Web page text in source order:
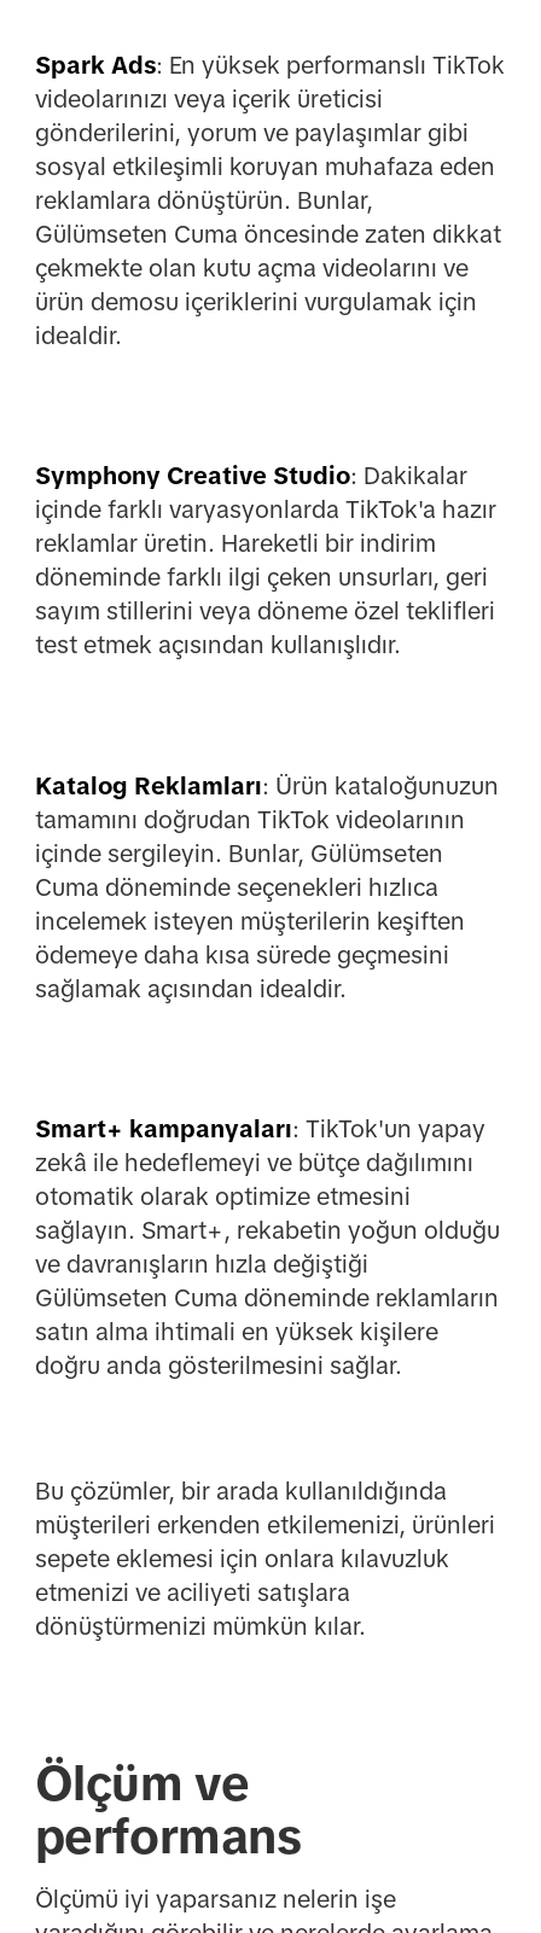
Spark Ads: En yüksek performanslı TikTok
videolarınızı veya içerik üreticisi
gönderilerini, yorum ve paylaşımlar gibi
sosyal etkileşimli koruyan muhafaza eden
reklamlara dönüştürün. Bunlar,
Gülümseten Cuma öncesinde zaten dikkat
çekmekte olan kutu açma videolarını ve
ürün demosu içeriklerini vurgulamak için
idealdir.
Symphony Creative Studio: Dakikalar
içinde farklı varyasyonlarda TikTok'a hazır
reklamlar üretin. Hareketli bir indirim
döneminde farklı ilgi çeken unsurları, geri
sayım stillerini veya döneme özel teklifleri
test etmek açısından kullanışlıdır.
Katalog Reklamları: Ürün kataloğunuzun
tamamını doğrudan TikTok videolarının
içinde sergileyin. Bunlar, Gülümseten
Cuma döneminde seçenekleri hızlıca
incelemek isteyen müşterilerin keşiften
ödemeye daha kısa sürede geçmesini
sağlamak açısından idealdir.
Smart+ kampanyaları: TikTok'un yapay
zekâ ile hedeflemeyi ve bütçe dağılımını
otomatik olarak optimize etmesini
sağlayın. Smart+, rekabetin yoğun olduğu
ve davranışların hızla değiştiği
Gülümseten Cuma döneminde reklamların
satın alma ihtimali en yüksek kişilere
doğru anda gösterilmesini sağlar.
Bu çözümler, bir arada kullanıldığında
müşterileri erkenden etkilemenizi, ürünleri
sepete eklemesi için onlara kılavuzluk
etmenizi ve aciliyeti satışlara
dönüştürmenizi mümkün kılar.
Ölçüm ve
performans
Ölçümü iyi yaparsanız nelerin işe